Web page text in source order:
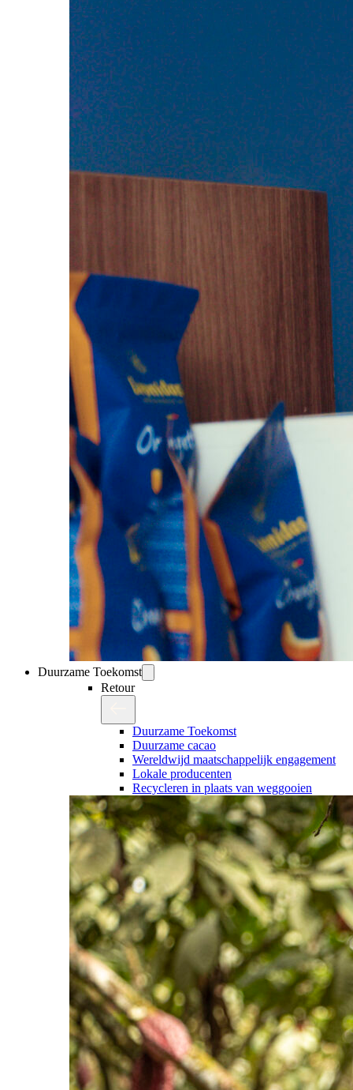
Duurzame Toekomst
Retour
Duurzame Toekomst
Duurzame cacao
Wereldwijd maatschappelijk engagement
Lokale producenten
Recycleren in plaats van weggooien